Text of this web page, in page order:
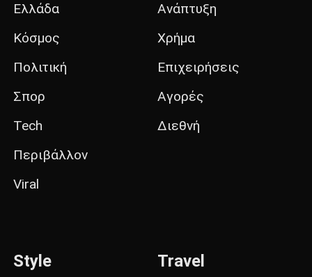
Ελλάδα
Κόσμος
Πολιτική
Σπορ
Tech
Περιβάλλον
Viral
Ανάπτυξη
Χρήμα
Επιχειρήσεις
Αγορές
Διεθνή
Style Travel